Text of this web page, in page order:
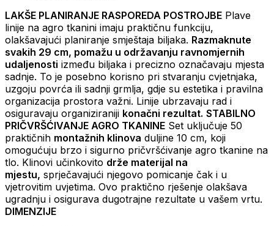
LAKŠE PLANIRANJE RASPOREDA POSTROJBE Plave
linije na agro tkanini imaju praktičnu funkciju,
olakšavajući planiranje smještaja biljaka. Razmaknute
svakih 29 cm, pomažu u održavanju ravnomjernih
udaljenosti između biljaka i precizno označavaju mjesta
sadnje. To je posebno korisno pri stvaranju cvjetnjaka,
uzgoju povrća ili sadnji grmlja, gdje su estetika i pravilna
organizacija prostora važni. Linije ubrzavaju rad i
osiguravaju organiziraniji konačni rezultat. STABILNO
PRIČVRŠĆIVANJE AGRO TKANINE Set uključuje 50
praktičnih montažnih klinova duljine 10 cm, koji
omogućuju brzo i sigurno pričvršćivanje agro tkanine na
tlo. Klinovi učinkovito drže materijal na
mjestu, sprječavajući njegovo pomicanje čak i u
vjetrovitim uvjetima. Ovo praktično rješenje olakšava
ugradnju i osigurava dugotrajne rezultate u vašem vrtu.
DIMENZIJE